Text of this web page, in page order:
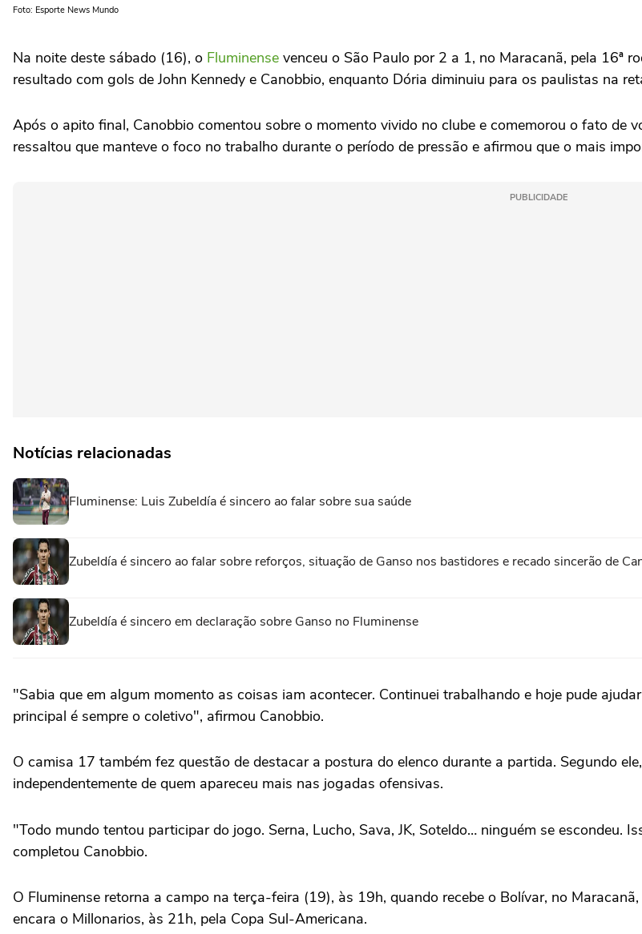
Foto: Esporte News Mundo
Na noite deste sábado (16), o Fluminense venceu o São Paulo por 2 a 1, no Maracanã, pela 16ª
resultado com gols de John Kennedy e Canobbio, enquanto Dória diminuiu para os paulistas na
Após o apito final, Canobbio comentou sobre o momento vivido no clube e comemorou o fato de
ressaltou que manteve o foco no trabalho durante o período de pressão e afirmou que o mais
PUBLICIDADE
Notícias relacionadas
Fluminense: Luis Zubeldía é sincero ao falar sobre sua saúde
Zubeldía é sincero ao falar sobre reforços, situação de Ganso nos bastidores e recado sincerão de
Zubeldía é sincero em declaração sobre Ganso no Fluminense
"Sabia que em algum momento as coisas iam acontecer. Continuei trabalhando e hoje pude
principal é sempre o coletivo", afirmou Canobbio.
O camisa 17 também fez questão de destacar a postura do elenco durante a partida. Segundo
independentemente de quem apareceu mais nas jogadas ofensivas.
"Todo mundo tentou participar do jogo. Serna, Lucho, Sava, JK, Soteldo… ninguém se escondeu.
completou Canobbio.
O Fluminense retorna a campo na terça-feira (19), às 19h, quando recebe o Bolívar, no
encara o Millonarios, às 21h, pela Copa Sul-Americana.